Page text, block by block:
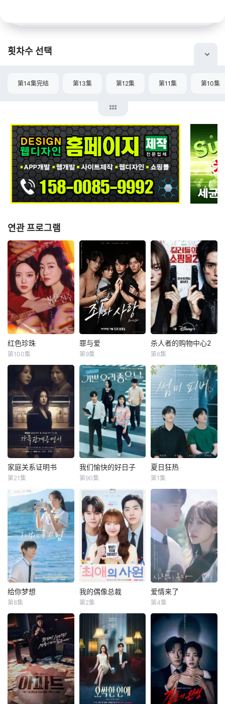
횟차수 선택
第14集完结 第13集 第12集 第11集 第10集
연관 프로그램
红色珍珠
李元宗
【SPOTV新闻 =
记者 姜孝珍】演员
朴真熙即将全面回
归荧屏。据SPOTV
新闻7日报道，朴
真熙将主演KBS新
日播剧《红珍
珠》。自1996年电
视剧《开始》以
来，朴真熙出演过
《我会让你更幸
福》、《孙子兵
法》、《我喜欢
你》、《KAIS
T》、《丝花萝
卜》、《顺爱回来
吧》、《金钱战
争》、《想结婚的
女人》、《巨
人》、《关许
钧》、《归来》以
及《李太宗芳元》
等。自2022年在电
视剧《太宗李芳
远》中饰演元庆国
的闵妃一角以来，
朴真熙一直活跃于
荧屏，曾客串出演
《醉酒都市女人
2》和《七人复
活》等剧集。近
红色珍珠
第100集
罪与爱
金贤叙
警察、毒枭、卧底
特工和间谍——权
力体系的各个层面
都在崩溃瓦解。在
看似合法的警察等
级制度背后，隐藏
着一座被腐败、欲
望和隐秘权力游戏
所掌控的城市，人
的生命在这里只是
神秘的绑架案揭开
了一张深埋地下的
犯罪网络，解开了
错位的身份、系统
性的腐败和一段被
长期压制的过去。
爱情和性沦为控制
和交换的工具。而
真正的混乱早在十
年前就已开始。…
罪与爱
第9集
杀人者的购物中心2
赵汉善
购物中心即将重
新开张！ 郑进
湾（李栋旭 饰）和
郑智安（金慧峻
饰）叔侄档再度联
手，制作规模、动
作场面全部疯狂升
级。玄理、冈田将
生强势加盟，化身
空降雇佣兵组织“巴
要彻底剿灭叔侄二
人！前有宿敌贝
尔，后有“巴比伦”
步步进逼，两叔侄
会点样杀出一条血
路？一切未解之
谜，即将震撼揭
晓。
杀人者的购物中心2
第6集
家庭关系证明书
林志恩
本剧讲述的是从出
生瞬间开始就被打
上家庭崩溃烙印的
一个孩子和面对冷
酷的偏见和命运，
重新找回自己人生
的女性故事。
家庭关系证明书
第21集
我们愉快的好日子
申正允
一場緊張刺激、生
死攸關的較量，在
世界上最完美的男
人和笨拙的女人之
間展開！這是一部
由不同世代的人共
同寫的浪漫家庭
劇，每個人都渴望
成為自己人生的主
角。
我们愉快的好日子
第90集
夏日狂热
暂无简介
夏日狂热
第1集
给你梦想
该剧是一部浪漫喜
剧，讲述了连一个
梦想都无所畏惧的
十几岁，被现实挡
住而受挫的二十几
岁，像变成那样的
大人的三十几岁的
记者李载与一个生
给你梦想
第8集
我的偶像总裁
该剧改编自网
络漫画《我的欧巴
是偶像》，是一部
浪漫喜剧。讲述进
入由前偶像兼CEO
李灿领导的公司工
作的南多凛，与在
我的偶像总裁
第2集
爱情来了
8日，Hani的经纪
公司Sublime向OS
EN透露：“Hani目
前正在考虑出演KB
S2周末剧《爱情来
了》的角色。”
《爱情来了》讲述
了一群人之间的故
爱情来了
第4集